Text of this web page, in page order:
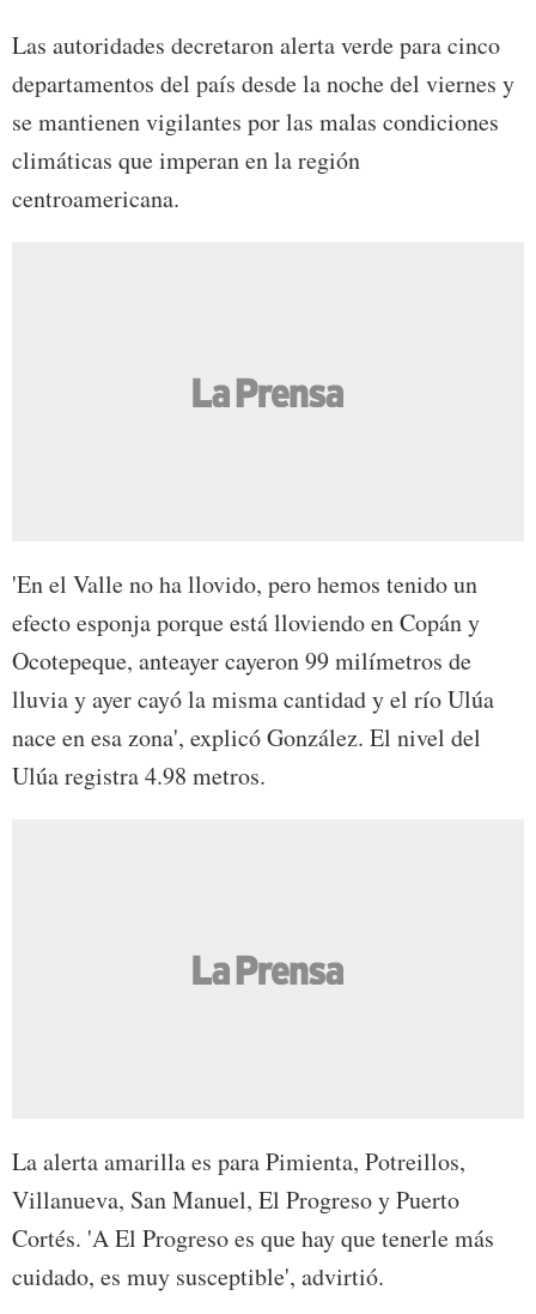
Las autoridades decretaron alerta verde para cinco
departamentos del país desde la noche del viernes y
se mantienen vigilantes por las malas condiciones
climáticas que imperan en la región
centroamericana.
'En el Valle no ha llovido, pero hemos tenido un
efecto esponja porque está lloviendo en Copán y
Ocotepeque, anteayer cayeron 99 milímetros de
lluvia y ayer cayó la misma cantidad y el río Ulúa
nace en esa zona', explicó González. El nivel del
Ulúa registra 4.98 metros.
La alerta amarilla es para Pimienta, Potreillos,
Villanueva, San Manuel, El Progreso y Puerto
Cortés. 'A El Progreso es que hay que tenerle más
cuidado, es muy susceptible', advirtió.